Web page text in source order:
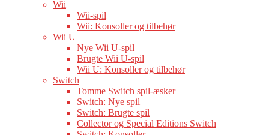
Wii
Wii-spil
Wii: Konsoller og tilbehør
Wii U
Nye Wii U-spil
Brugte Wii U-spil
Wii U: Konsoller og tilbehør
Switch
Tomme Switch spil-æsker
Switch: Nye spil
Switch: Brugte spil
Collector og Special Editions Switch